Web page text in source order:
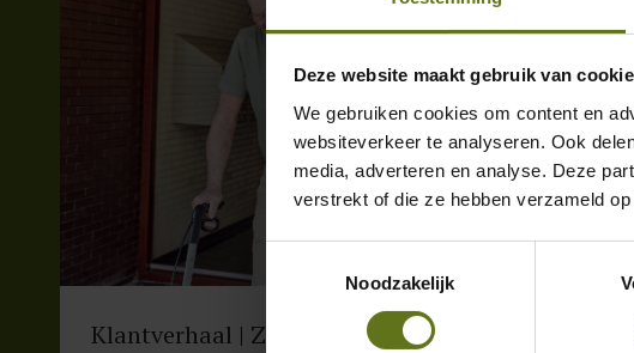
Deze website maakt gebruik van
We gebruiken cookies om content en
websiteverkeer te analyseren. Ook
media, adverteren en analyse. Deze
verstrekt of die ze hebben verzameld
Noodzakelijk
Klantverhaal | ZLM